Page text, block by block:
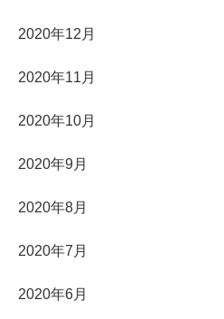
2020年12月
2020年11月
2020年10月
2020年9月
2020年8月
2020年7月
2020年6月